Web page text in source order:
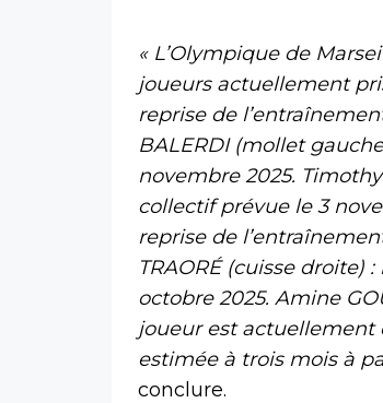
« L’Olympique de
joueurs actuellement
reprise de
BALERDI (mollet
novembre 2025.
collectif prévue le 3
reprise de
TRAORÉ (cuisse droite)
octobre 2025. Amine
joueur est actuellement
estimée à trois mois à
conclure.